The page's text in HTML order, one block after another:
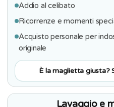
Addio al celibato
Ricorrenze e momenti
Acquisto personale per
originale
È la maglietta giusta?
Lavaggio e